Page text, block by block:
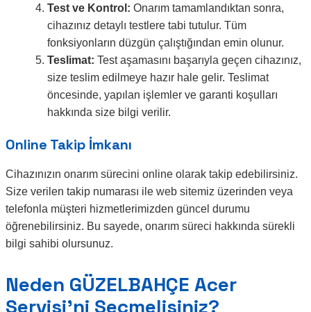
Test ve Kontrol: Onarım tamamlandıktan sonra,
cihazınız detaylı testlere tabi tutulur. Tüm
fonksiyonların düzgün çalıştığından emin olunur.
Teslimat: Test aşamasını başarıyla geçen cihazınız,
size teslim edilmeye hazır hale gelir. Teslimat
öncesinde, yapılan işlemler ve garanti koşulları
hakkında size bilgi verilir.
Online Takip İmkanı
Cihazınızın onarım sürecini online olarak takip edebilirsiniz.
Size verilen takip numarası ile web sitemiz üzerinden veya
telefonla müşteri hizmetlerimizden güncel durumu
öğrenebilirsiniz. Bu sayede, onarım süreci hakkında sürekli
bilgi sahibi olursunuz.
Neden GÜZELBAHÇE Acer
Servisi’ni Seçmelisiniz?